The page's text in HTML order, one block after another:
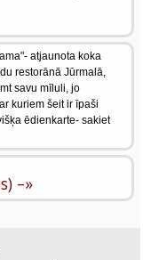
atjaunota koka
restorānā Jūrmalā,
savu mīluli, jo
kuriem šeit ir īpaši
ēdienkarte- sakiet
–»